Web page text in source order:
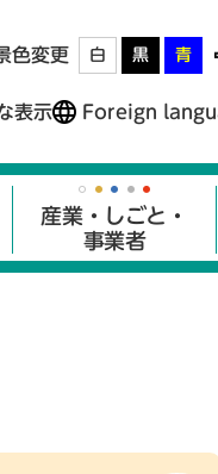
色変更 白 黒 青
表示 Foreign
産業・しごと・
事業者